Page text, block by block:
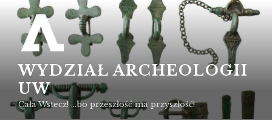
Przejdź
treści
WYDZIAŁ ARCHEOLOGII
UW
Cała Wstecz! …bo przeszłość ma przyszłość!